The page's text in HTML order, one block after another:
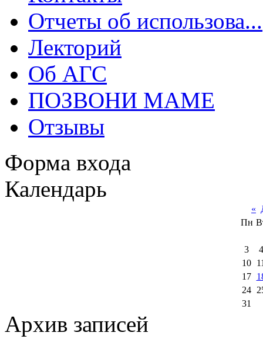
Отчеты об использова...
Лекторий
Об АГС
ПОЗВОНИ МАМЕ
Отзывы
Форма входа
Календарь
«
Пн
3
4
10
17
24
31
Архив записей